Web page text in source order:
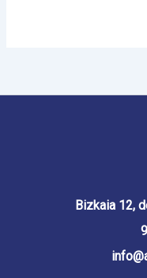
Bizkaia 12,